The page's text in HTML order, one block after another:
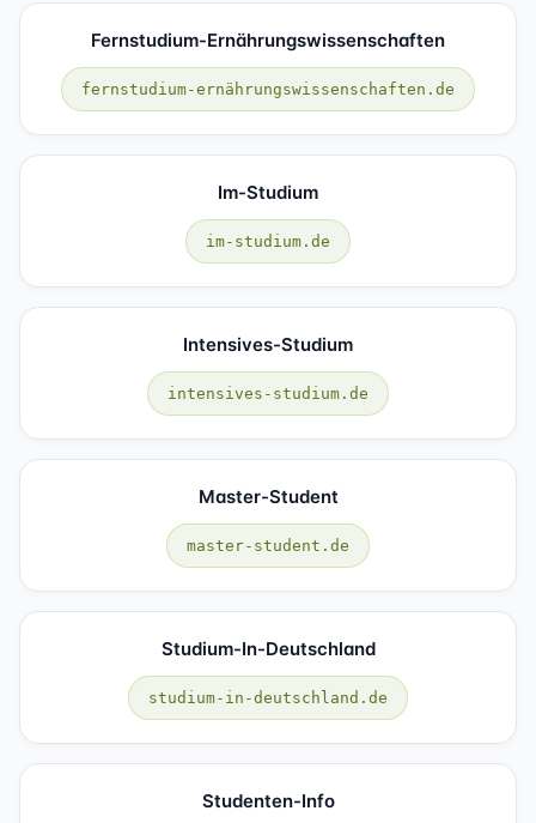
Fernstudium-Ernährungswissenschaften
fernstudium-ernährungswissenschaften.de
Im-Studium
im-studium.de
Intensives-Studium
intensives-studium.de
Master-Student
master-student.de
Studium-In-Deutschland
studium-in-deutschland.de
Studenten-Info